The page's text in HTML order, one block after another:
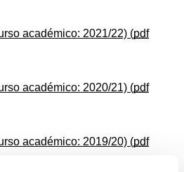
ventana)
académico: 2021/22) (pdf
ventana)
académico: 2020/21) (pdf
ventana)
académico: 2019/20) (pdf